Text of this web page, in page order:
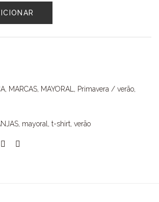
, MARCAS, MAYORAL, Primavera / verão,
, mayoral , t-shirt, verão